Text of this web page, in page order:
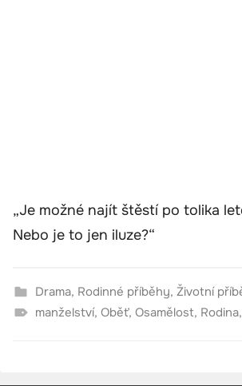
„Je možné najít štěstí po tolika
Nebo je to jen iluze?“
Drama, Rodinné příběhy, Životní
manželství, Oběť, Osamělost, Rodina,